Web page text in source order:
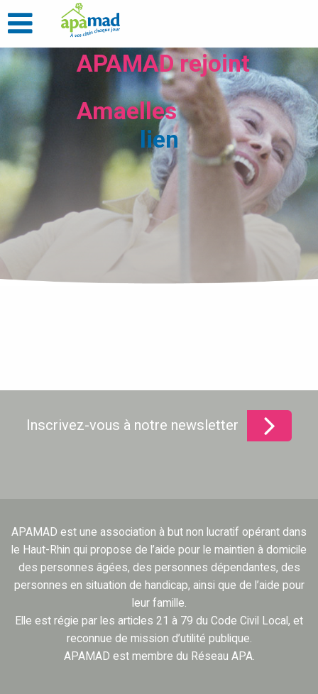
APAMAD rejoint
Amaelles
lien
Inscrivez-vous à notre newsletter
APAMAD est une association à but non lucratif opérant dans
le Haut-Rhin qui propose de l’aide pour le maintien à domicile
des personnes âgées, des personnes dépendantes, des
personnes en situation de handicap, ainsi que de l’aide pour
leur famille.
Elle est régie par les articles 21 à 79 du Code Civil Local, et
reconnue de mission d’utilité publique.
APAMAD est membre du Réseau APA.